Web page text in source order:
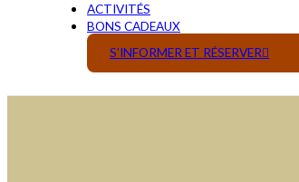
ACTIVITÉS
BONS CADEAUX
S’INFORMER ET RÉSERVER